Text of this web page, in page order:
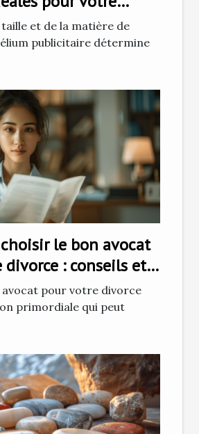
publicitaire
taille et de la matière de
publicitaire détermine
le bon avocat
: conseils et
avocat pour votre divorce
primordiale qui peut